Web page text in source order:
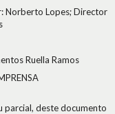
Norberto Lopes; Director
Ruella Ramos
parcial, deste documento